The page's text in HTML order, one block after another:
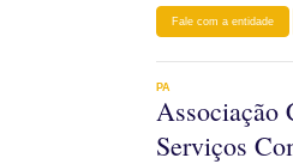
Fale com a entidade
PA
Associação
Serviços